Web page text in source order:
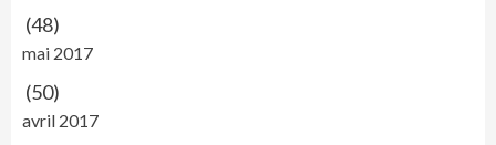
(48)
mai 2017
(50)
avril 2017